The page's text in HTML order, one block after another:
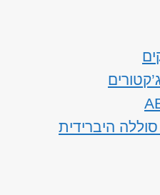
היברידית